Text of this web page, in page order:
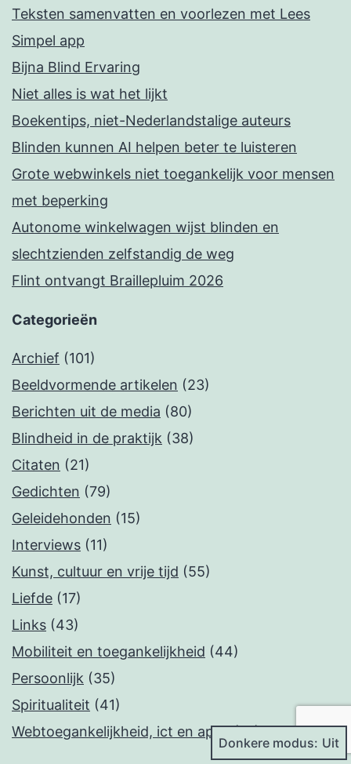
Teksten samenvatten en voorlezen met Lees
Simpel app
Bijna Blind Ervaring
Niet alles is wat het lijkt
Boekentips, niet-Nederlandstalige auteurs
Blinden kunnen AI helpen beter te luisteren
Grote webwinkels niet toegankelijk voor mensen
met beperking
Autonome winkelwagen wijst blinden en
slechtzienden zelfstandig de weg
Flint ontvangt Braillepluim 2026
Categorieën
Archief (101)
Beeldvormende artikelen (23)
Berichten uit de media (80)
Blindheid in de praktijk (38)
Citaten (21)
Gedichten (79)
Geleidehonden (15)
Interviews (11)
Kunst, cultuur en vrije tijd (55)
Liefde (17)
Links (43)
Mobiliteit en toegankelijkheid (44)
Persoonlijk (35)
Spiritualiteit (41)
Webtoegankelijkheid, ict en apps(41)
Donkere modus: